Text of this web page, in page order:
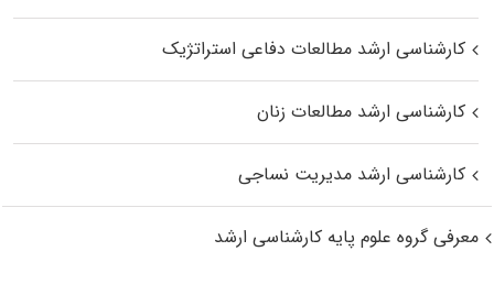
کارشناسی ارشد مطالعات دفاعی استراتژیک
کارشناسی ارشد مطالعات زنان
کارشناسی ارشد مدیریت نساجی
معرفی گروه علوم پایه کارشناسی ارشد